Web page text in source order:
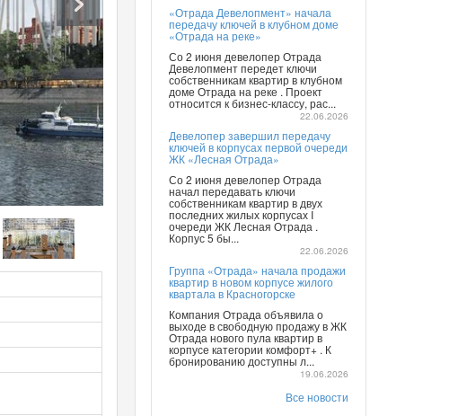
«Отрада Девелопмент» начала
передачу ключей в клубном доме
«Отрада на реке»
Со 2 июня девелопер Отрада
Девелопмент передет ключи
собственникам квартир в клубном
доме Отрада на реке . Проект
относится к бизнес-классу, рас...
22.06.2026
Девелопер завершил передачу
ключей в корпусах первой очереди
ЖК «Лесная Отрада»
Со 2 июня девелопер Отрада
начал передавать ключи
собственникам квартир в двух
последних жилых корпусах I
очереди ЖК Лесная Отрада .
Корпус 5 бы...
22.06.2026
Группа «Отрада» начала продажи
квартир в новом корпусе жилого
квартала в Красногорске
Компания Отрада объявила о
выходе в свободную продажу в ЖК
Отрада нового пула квартир в
корпусе категории комфорт+ . К
бронированию доступны л...
19.06.2026
Все новости